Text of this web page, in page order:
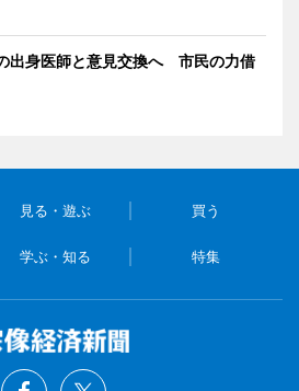
出身医師と意見交換へ 市民の力借
見る・遊ぶ 買う
学ぶ・知る 特集